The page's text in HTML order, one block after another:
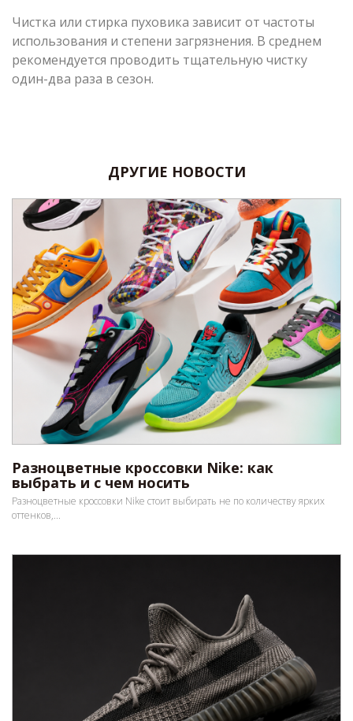
Чистка или стирка пуховика зависит от частоты
использования и степени загрязнения. В среднем
рекомендуется проводить тщательную чистку
один-два раза в сезон.
ДРУГИЕ НОВОСТИ
Разноцветные кроссовки Nike: как
выбрать и с чем носить
Разноцветные кроссовки Nike стоит выбирать не по количеству ярких
оттенков,...